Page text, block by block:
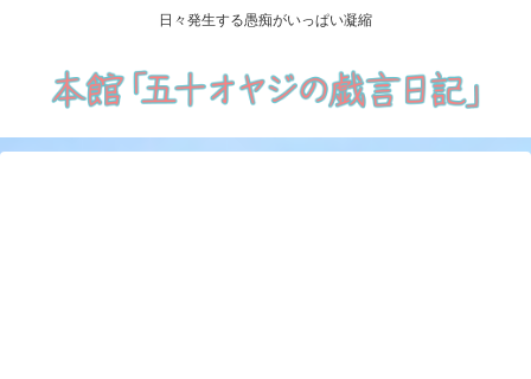
日々発生する愚痴がいっぱい凝縮